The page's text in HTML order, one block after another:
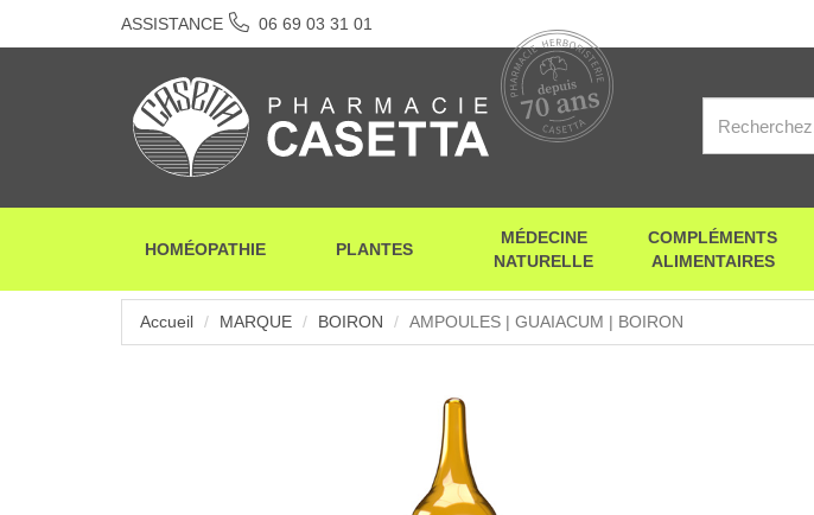
ASSISTANCE 06 69 03 31 01
HOMÉOPATHIE PLANTES
MÉDECINE
NATURELLE
COMPLÉMENTS
ALIMENTAIRES
Accueil MARQUE BOIRON AMPOULES | GUAIACUM | BOIRON